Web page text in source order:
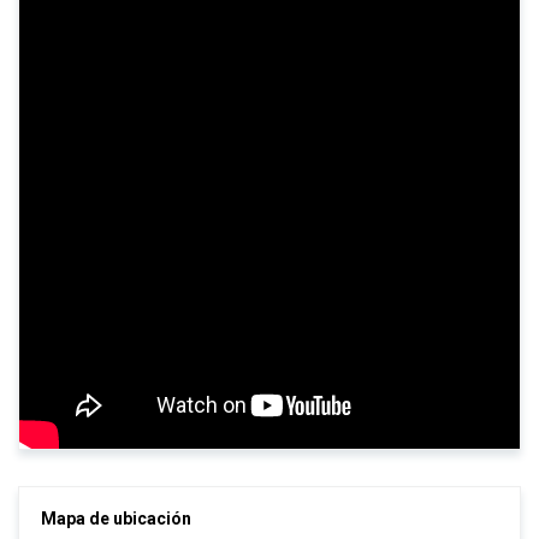
Mapa de ubicación